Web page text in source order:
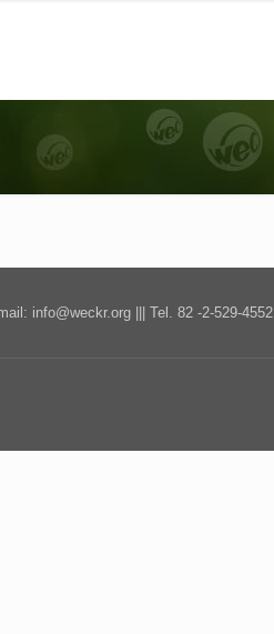
info@weckr.org ||| Tel. 82 -2-529-4552